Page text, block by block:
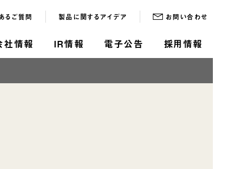
社情報 IR情報 電子公告 採用情報
るご質問 製品に関するアイデア お問い合わせ